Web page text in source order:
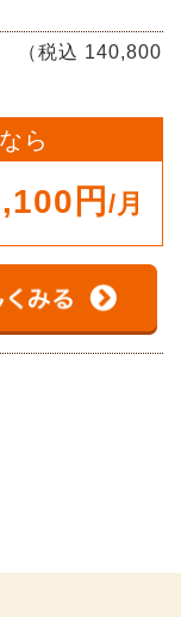
（税込 140,800
ら
円 /月